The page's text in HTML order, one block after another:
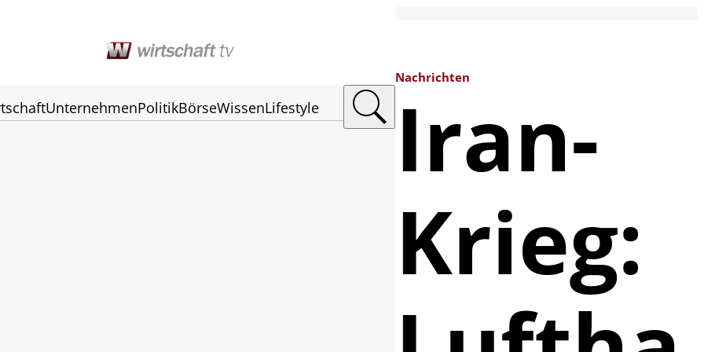
UnternehmenPolitikBörseWissenLifestyle
Nachrichten
Iran-
Krieg: